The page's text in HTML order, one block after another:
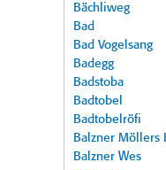
Bächliweg
Bad
Bad Vogelsang
Badegg
Badstoba
Badtobel
Badtobelröfi
Balzner Möllers
Balzner Wes